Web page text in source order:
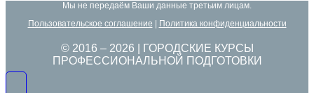
Мы не передаём Ваши данные третьим лицам.
Пользовательское соглашение
Политика конфиденциальности
© 2016 – 2026 | ГОРОДСКИЕ КУРСЫ
ПРОФЕССИОНАЛЬНОЙ ПОДГОТОВКИ